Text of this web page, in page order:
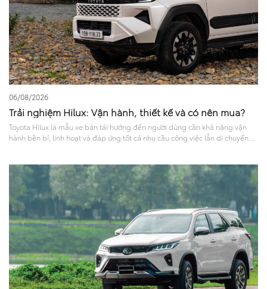
06/08/2026
Trải nghiệm Hilux: Vận hành, thiết kế và có nên mua?
Toyota Hilux là mẫu xe bán tải hướng đến người dùng cần khả năng vận
hành bền bỉ, linh hoạt và đáp ứng tốt cả nhu cầu công việc lẫn di chuyển
hàng quan tâm khi lựa chọn xe bán tải. Bài viết dưới đây sẽ mang đến góc
nhìn tổng quan về trải nghiệm Hilux ở các khía cạnh như ngoại thất, nội
thất, vận hành, mức tiêu hao nhiên liệu và công nghệ an toàn, giúp người
dùng có thêm cơ sở tham khảo trước khi quyết định.